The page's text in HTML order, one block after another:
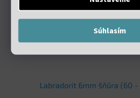
Súhlasím
Labradorit 6mm šňůra (60 -